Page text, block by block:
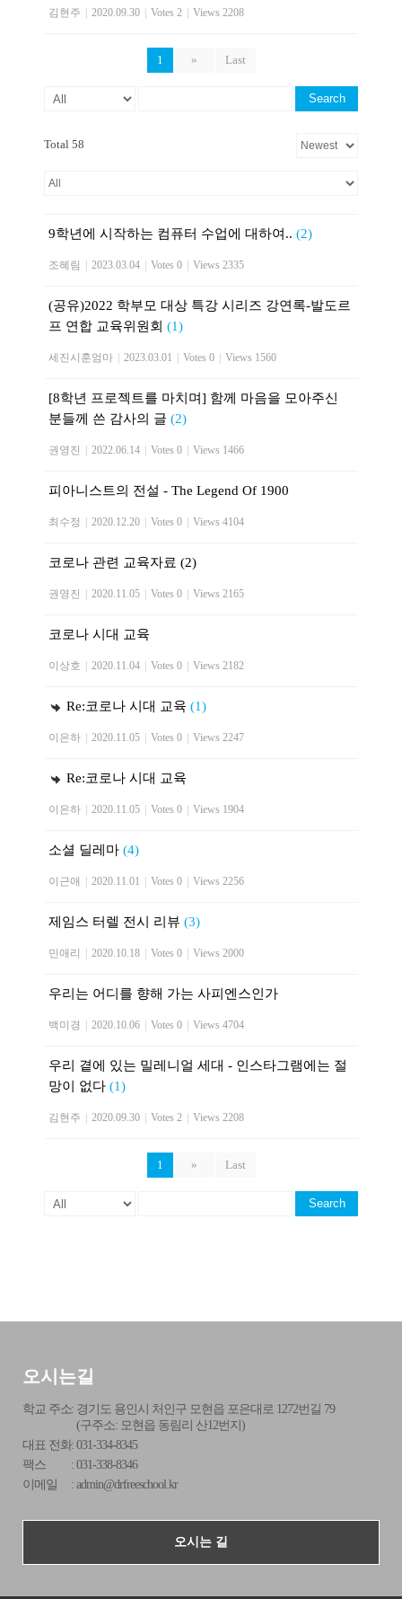
김현주 2020.09.30 Votes 2 Views 2208
1 » Last
Search
Total 58
9학년에 시작하는 컴퓨터 수업에 대하여.. (2)
조혜림 2023.03.04 Votes 0 Views 2335
(공유)2022 학부모 대상 특강 시리즈 강연록-발도르
프 연합 교육위원회 (1)
세진시훈엄마 2023.03.01 Votes 0 Views 1560
[8학년 프로젝트를 마치며] 함께 마음을 모아주신
분들께 쓴 감사의 글 (2)
권영진 2022.06.14 Votes 0 Views 1466
피아니스트의 전설 - The Legend Of 1900
최수정 2020.12.20 Votes 0 Views 4104
코로나 관련 교육자료 (2)
권영진 2020.11.05 Votes 0 Views 2165
코로나 시대 교육
이상호 2020.11.04 Votes 0 Views 2182
Re:코로나 시대 교육 (1)
이은하 2020.11.05 Votes 0 Views 2247
Re:코로나 시대 교육
이은하 2020.11.05 Votes 0 Views 1904
소셜 딜레마 (4)
이근애 2020.11.01 Votes 0 Views 2256
제임스 터렐 전시 리뷰 (3)
민애리 2020.10.18 Votes 0 Views 2000
우리는 어디를 향해 가는 사피엔스인가
백미경 2020.10.06 Votes 0 Views 4704
우리 곁에 있는 밀레니얼 세대 - 인스타그램에는 절
망이 없다 (1)
김현주 2020.09.30 Votes 2 Views 2208
1 » Last
Search
오시는길
학교 주소: 경기도 용인시 처인구 모현읍 포은대로 1272번길 79
(구주소: 모현읍 동림리 산12번지)
대표 전화: 031-334-8345
팩스
: 031-338-8346
이메일
: admin@drfreeschool.kr
오시는 길